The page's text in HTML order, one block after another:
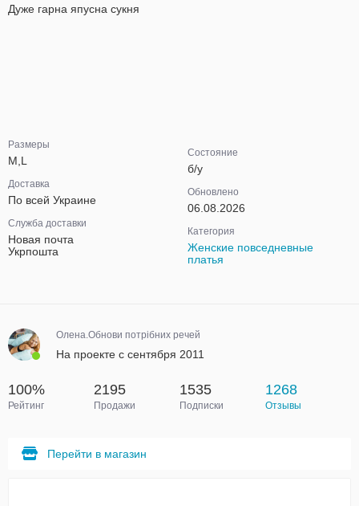
Дуже гарна япусна сукня
Размеры
M,L
Доставка
По всей Украине
Служба доставки
Новая почта
Укрпошта
Состояние
б/у
Обновлено
06.08.2026
Категория
Женские повседневные
платья
Олена.Обнови потрібних речей
На проекте с сентября 2011
100%
Рейтинг
2195
Продажи
1535
Подписки
1268
Отзывы
Перейти в магазин